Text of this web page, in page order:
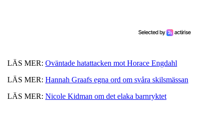
LÄS MER: Oväntade hatattacken mot Horace Engdahl
LÄS MER: Hannah Graafs egna ord om svåra skilsmässan
LÄS MER: Nicole Kidman om det elaka barnryktet